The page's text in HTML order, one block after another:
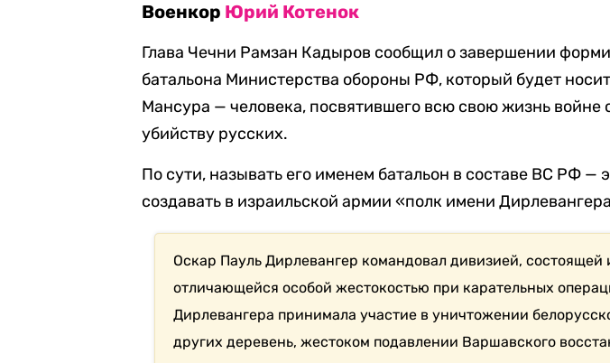
Военкор Юрий Котенок
Глава Чечни Рамзан Кадыров сообщил о завершении
батальона Министерства обороны РФ, который будет
Мансура — человека, посвятившего всю свою жизнь войне
убийству русских.
По сути, называть его именем батальон в составе ВС РФ —
создавать в израильской армии «полк имени
Оскар Пауль Дирлевангер командовал дивизией, состоящей
отличающейся особой жестокостью при карательных
Дирлевангера принимала участие в уничтожении
других деревень, жестоком подавлении Варшавского